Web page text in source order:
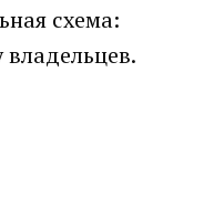
схема: